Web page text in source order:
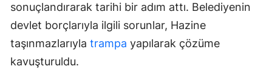
sonuçlandırarak tarihi bir adım attı. Belediyenin
devlet borçlarıyla ilgili sorunlar, Hazine
taşınmazlarıyla trampa yapılarak çözüme
kavuşturuldu.